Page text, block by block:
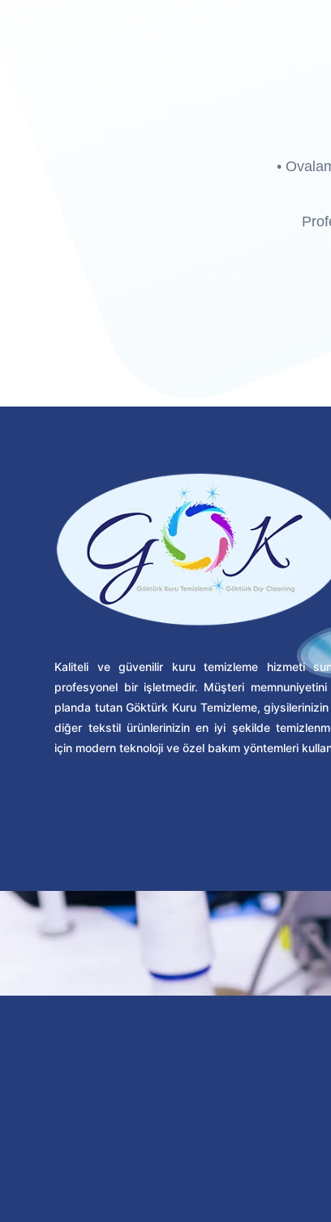
•
Kaliteli ve güvenilir kuru temizleme hizmeti
profesyonel bir işletmedir. Müşteri memnuniyetini
planda tutan Göktürk Kuru Temizleme,
diğer tekstil ürünlerinizin en iyi şekilde
için modern teknoloji ve özel bakım yöntemleri